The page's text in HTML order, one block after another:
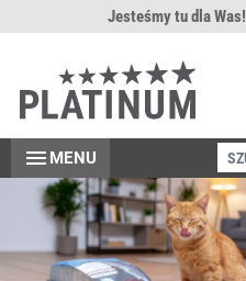
Jesteśmy tu dla Was!
menu MENU